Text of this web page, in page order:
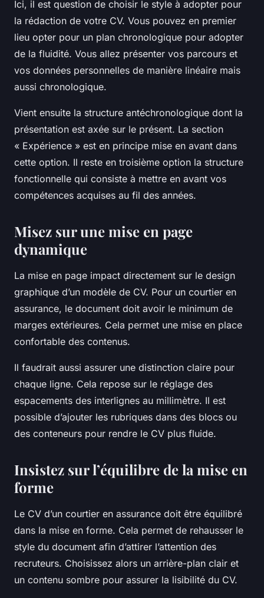
Ici, il est question de choisir le style à adopter pour
la rédaction de votre CV. Vous pouvez en premier
lieu opter pour un plan chronologique pour adopter
de la fluidité. Vous allez présenter vos parcours et
vos données personnelles de manière linéaire mais
aussi chronologique.
Vient ensuite la structure antéchronologique dont la
présentation est axée sur le présent. La section
« Expérience » est en principe mise en avant dans
cette option. Il reste en troisième option la structure
fonctionnelle qui consiste à mettre en avant vos
compétences acquises au fil des années.
Misez sur une mise en page
dynamique
La mise en page impact directement sur le design
graphique d’un modèle de CV. Pour un courtier en
assurance, le document doit avoir le minimum de
marges extérieures. Cela permet une mise en place
confortable des contenus.
Il faudrait aussi assurer une distinction claire pour
chaque ligne. Cela repose sur le réglage des
espacements des interlignes au millimètre. Il est
possible d’ajouter les rubriques dans des blocs ou
des conteneurs pour rendre le CV plus fluide.
Insistez sur l’équilibre de la mise en
forme
Le CV d’un courtier en assurance doit être équilibré
dans la mise en forme. Cela permet de rehausser le
style du document afin d’attirer l’attention des
recruteurs. Choisissez alors un arrière-plan clair et
un contenu sombre pour assurer la lisibilité du CV.